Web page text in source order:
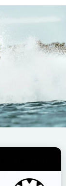
denne
din.